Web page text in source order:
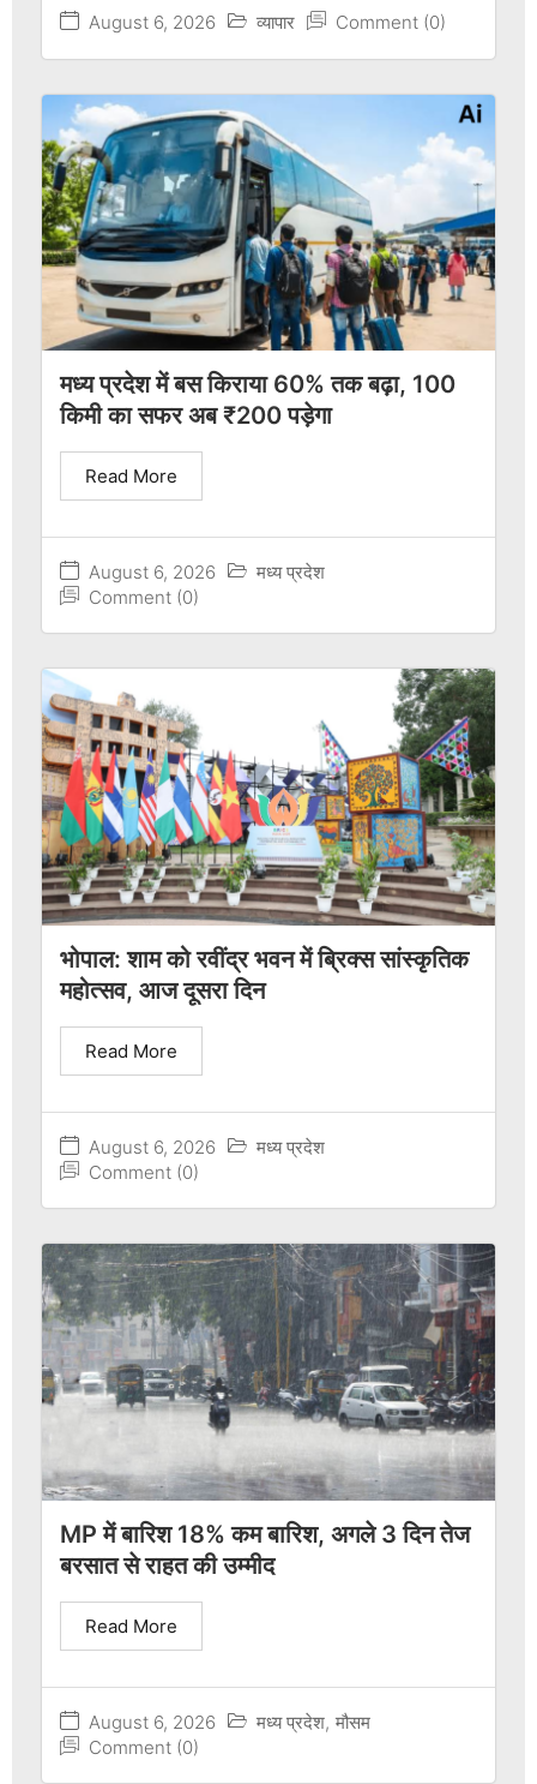
August 6, 2026 व्यापार Comment (0)
मध्य प्रदेश में बस किराया 60% तक बढ़ा, 100
किमी का सफर अब ₹200 पड़ेगा
August 6, 2026
मध्य प्रदेश
Comment (0)
Read More
भोपाल: शाम को रवींद्र भवन में ब्रिक्स सांस्कृतिक
महोत्सव, आज दूसरा दिन
August 6, 2026
मध्य प्रदेश
Comment (0)
Read More
MP में बारिश 18% कम बारिश, अगले 3 दिन तेज
बरसात से राहत की उम्मीद
August 6, 2026 मध्य प्रदेश, मौसम
Comment (0)
Read More